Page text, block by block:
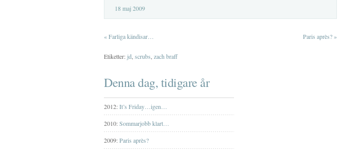
18 maj 2009
«Farliga kändisar… Paris après?»
Etiketter:jd scrubs zach braff
Denna dag, tidigare år
2012:It’s Friday…igen…
2010:Sommarjobb klart…
2009:Paris après?